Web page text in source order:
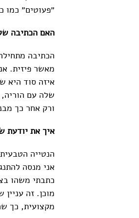
״פעוטים״ כמו
האם הכתיבה
הכתיבה
מאשר פיזית.
איזה סוד היא
שלה עם הוריה,
ורק אחר כך
איך את יודעת
הנטייה
אני מנסה
כתבתי משהו
מוכן. זה
מקצועית, כך